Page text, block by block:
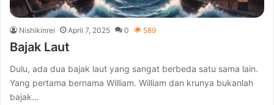
Nishikinrei April 7, 2025 0 589
Bajak Laut
Dulu, ada dua bajak laut yang sangat berbeda satu sama lain.
Yang pertama bernama William. William dan krunya bukanlah
bajak…